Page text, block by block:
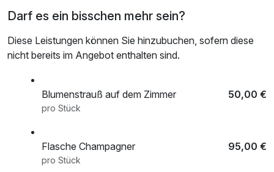
Darf es ein bisschen mehr sein?
Diese Leistungen können Sie hinzubuchen, sofern diese
nicht bereits im Angebot enthalten sind.
Blumenstrauß auf dem Zimmer 50,00 €
pro Stück
Flasche Champagner 95,00 €
pro Stück